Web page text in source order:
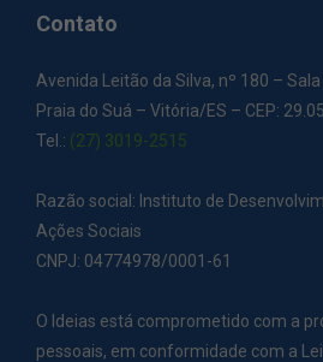
Contato
Avenida Leitão da Silva, nº 180 – Sala
Praia do Suá – Vitória/ES – CEP:
Tel.: (27) 3019-2515
Razão social: Instituto de
Ações Sociais
CNPJ: 04774978/0001-61
O Ideias está comprometido com a
pessoais, em conformidade com a